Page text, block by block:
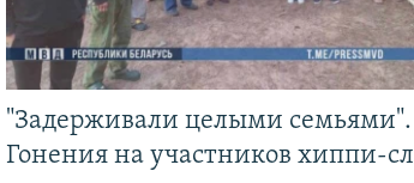
"Задерживали целыми семьями".
Гонения на участников хиппи-